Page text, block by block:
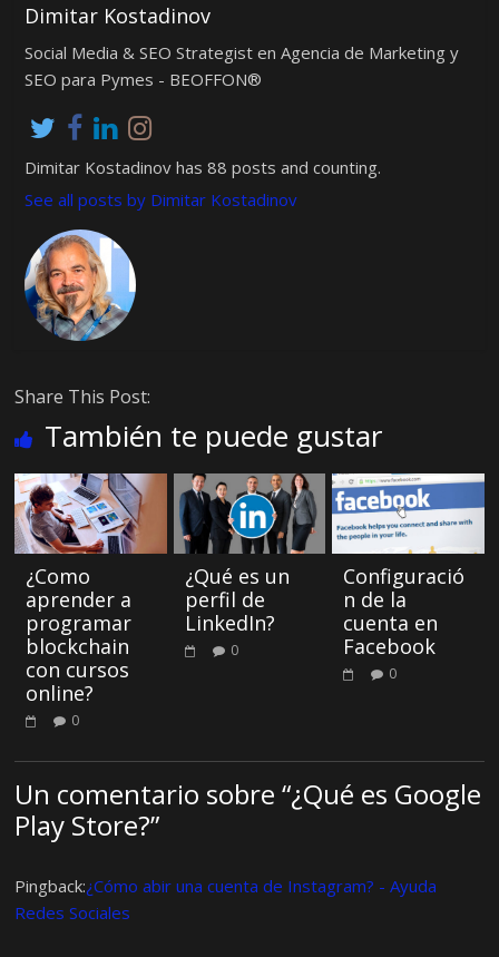
Dimitar Kostadinov
Social Media & SEO Strategist en Agencia de Marketing y
SEO para Pymes - BEOFFON®
Dimitar Kostadinov has 88 posts and counting.
See all posts by Dimitar Kostadinov
Share This Post:
También te puede gustar
¿Como
aprender a
programar
blockchain
con cursos
online?
0
¿Qué es un
perfil de
LinkedIn?
0
Configuració
n de la
cuenta en
Facebook
0
Un comentario sobre “¿Qué es Google
Play Store?”
Pingback:¿Cómo abir una cuenta de Instagram? - Ayuda
Redes Sociales